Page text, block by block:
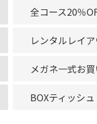
全コース20％
レンタルレイ
メガネ一式お
BOXティッシ